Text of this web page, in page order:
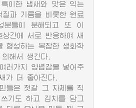
이한 냄새와 맛은 익는
질과 기름을 비롯한 원료
분들이 분해되고 또 이
상간에 서로 반응하여 새
형성하는 복잡한 생화학
해서 생긴다.
가지 양념감을 넣어주
가 더 좋아진다.
들은 젓갈 그 자체를 직
기도 하고 김치를 담그